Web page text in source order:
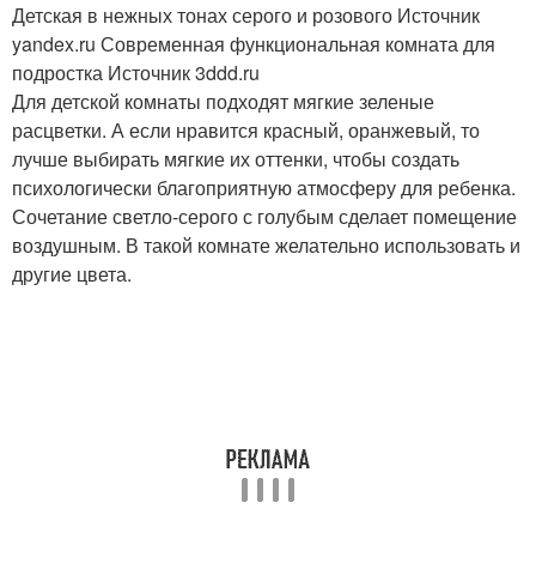
Детская в нежных тонах серого и розового Источник
yandex.ru Современная функциональная комната для
подростка Источник 3ddd.ru
Для детской комнаты подходят мягкие зеленые
расцветки. А если нравится красный, оранжевый, то
лучше выбирать мягкие их оттенки, чтобы создать
психологически благоприятную атмосферу для ребенка.
Сочетание светло-серого с голубым сделает помещение
воздушным. В такой комнате желательно использовать и
другие цвета.